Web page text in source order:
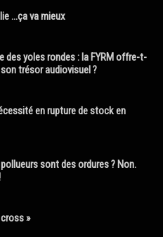
…ça va mieux
des yoles rondes : la FYRM offre-t-
trésor audiovisuel ?
en rupture de stock en
sont des ordures ? Non.
»